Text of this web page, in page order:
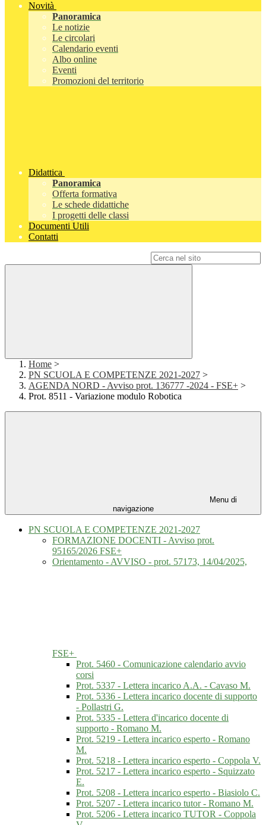
Novità
Panoramica
Le notizie
Le circolari
Calendario eventi
Albo online
Eventi
Promozioni del territorio
Didattica
Panoramica
Offerta formativa
Le schede didattiche
I progetti delle classi
Documenti Utili
Contatti
Home >
PN SCUOLA E COMPETENZE 2021-2027 >
AGENDA NORD - Avviso prot. 136777 -2024 - FSE+ >
Prot. 8511 - Variazione modulo Robotica
Menu di
navigazione
PN SCUOLA E COMPETENZE 2021-2027
FORMAZIONE DOCENTI - Avviso prot.
95165/2026 FSE+
Orientamento - AVVISO - prot. 57173, 14/04/2025,
FSE+
Prot. 5460 - Comunicazione calendario avvio
corsi
Prot. 5337 - Lettera incarico A.A. - Cavaso M.
Prot. 5336 - Lettera incarico docente di supporto
- Pollastri G.
Prot. 5335 - Lettera d'incarico docente di
supporto - Romano M.
Prot. 5219 - Lettera incarico esperto - Romano
M.
Prot. 5218 - Lettera incarico esperto - Coppola V.
Prot. 5217 - Lettera incarico esperto - Squizzato
E.
Prot. 5208 - Lettera incarico esperto - Biasiolo C.
Prot. 5207 - Lettera incarico tutor - Romano M.
Prot. 5206 - Lettera incarico TUTOR - Coppola